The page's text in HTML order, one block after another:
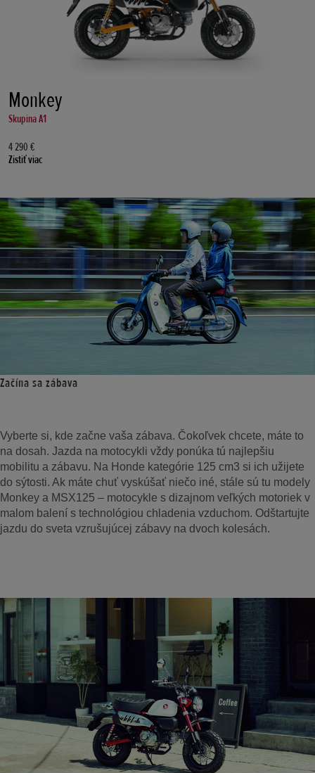
Monkey
Skupina A1
4 290 €
Zistiť viac
Začína sa zábava
Vyberte si, kde začne vaša zábava. Čokoľvek chcete, máte to
na dosah. Jazda na motocykli vždy ponúka tú najlepšiu
mobilitu a zábavu. Na Honde kategórie 125 cm3 si ich užijete
do sýtosti. Ak máte chuť vyskúšať niečo iné, stále sú tu modely
Monkey a MSX125 – motocykle s dizajnom veľkých motoriek v
malom balení s technológiou chladenia vzduchom. Odštartujte
jazdu do sveta vzrušujúcej zábavy na dvoch kolesách.